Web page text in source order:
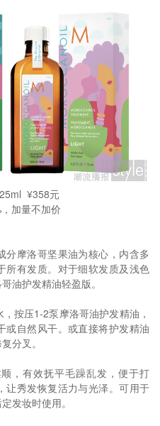
¥358元
加量不加价
分摩洛哥坚果油为核心，内含多
所有发质。对于细软发质及浅色
油护发精油轻盈版。
按压1-2泵摩洛哥油护发精油，
或自然风干。或直接将护发精油
分叉。
，有效抚平毛躁乱发，便于打
让秀发恢复活力与光泽。可用于
发妆时使用。